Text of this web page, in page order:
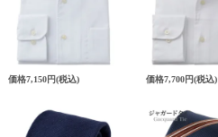
価格7,150円(税込) 価格7,700円(税込)